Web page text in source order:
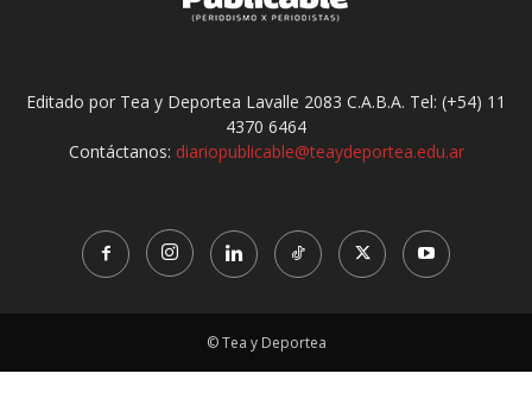
Editado por Tea y Deportea Lavalle 2083 C.A.B.A. Tel: (+54) 11
4370 6464
Contáctanos: diariopublicable@teaydeportea.edu.ar
© Tea y Deportea